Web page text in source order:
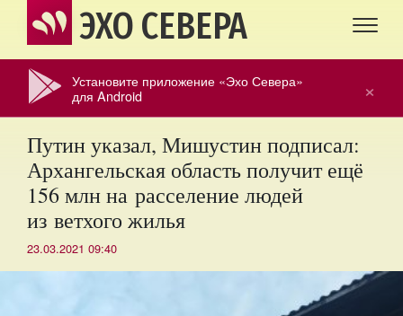
ЭХО СЕВЕРА
×
Установите приложение «Эхо Севера»
для Android
Путин указал, Мишустин подписал:
Архангельская область получит ещё
156 млн на расселение людей
из ветхого жилья
23.03.2021 09:40